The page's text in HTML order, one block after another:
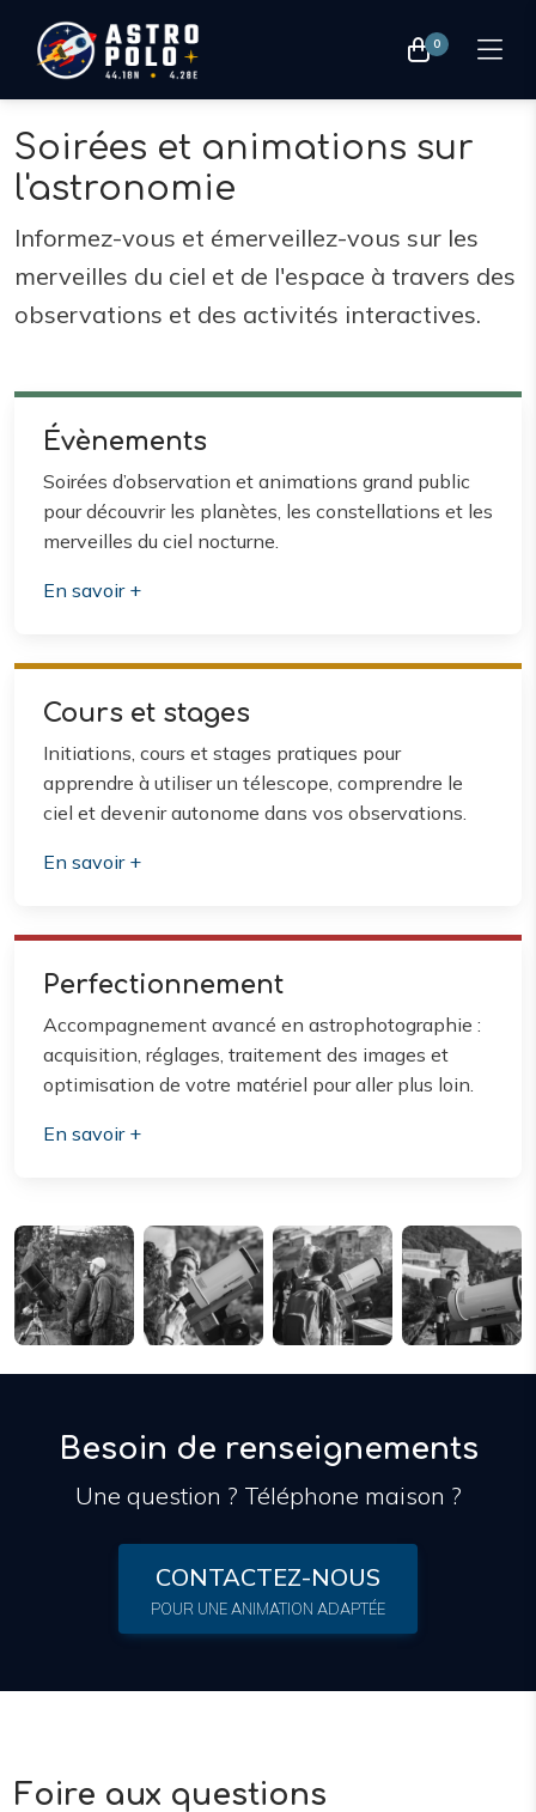
0
Soirées et animations sur
l'astronomie
Informez-vous et émerveillez-vous sur les
merveilles du ciel et de l'espace à travers des
observations et des activités interactives.
Évènements
Soirées d’observation et animations grand public
pour découvrir les planètes, les constellations et les
merveilles du ciel nocturne.
En savoir +
Cours et stages
Initiations, cours et stages pratiques pour
apprendre à utiliser un télescope, comprendre le
ciel et devenir autonome dans vos observations.
En savoir +
Perfectionnement
Accompagnement avancé en astrophotographie :
acquisition, réglages, traitement des images et
optimisation de votre matériel pour aller plus loin.
En savoir +
Besoin de renseignements
Une question ? Téléphone maison ?
CONTACTEZ-NOUS
POUR UNE ANIMATION ADAPTÉE
Foire aux questions